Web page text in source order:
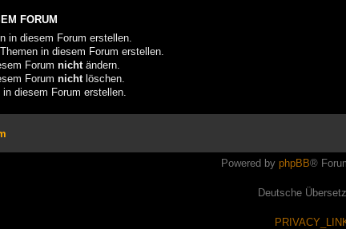
FORUM
in diesem Forum erstellen.
in diesem Forum erstellen.
Forum nicht ändern.
Forum nicht löschen.
in diesem Forum erstellen.
Powered by phpBB®
Deutsche